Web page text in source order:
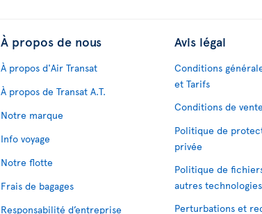
À propos de nous
À propos d'Air Transat
À propos de Transat A.T.
Notre marque
Info voyage
Notre flotte
Frais de bagages
Responsabilité d’entreprise
Avis légal
Conditions
et Tarifs
Conditions de
Politique de
privée
Politique de
autres technologies
Perturbations et